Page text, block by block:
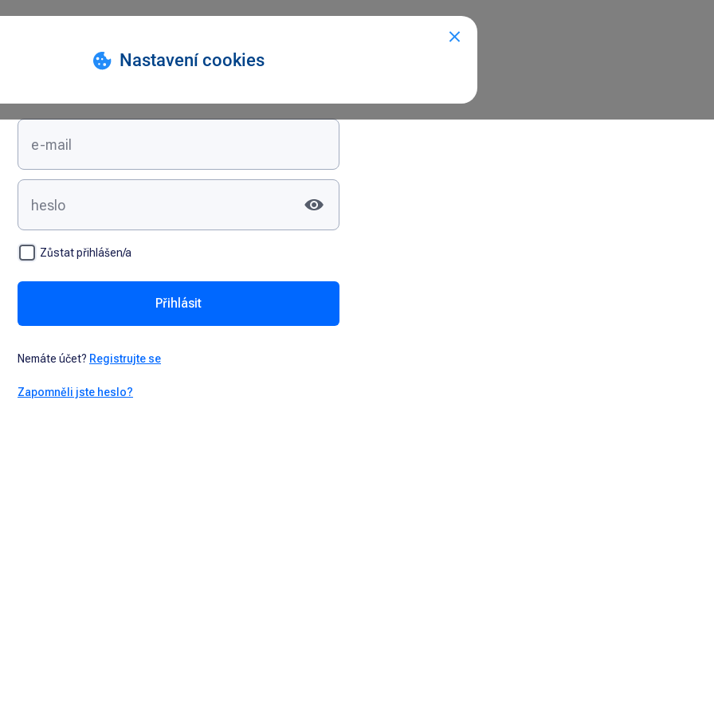
Zůstat přihlášen/a
Přihlásit
Nemáte účet? Registrujte se
Zapomněli jste heslo?